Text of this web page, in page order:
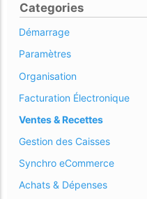
Categories
Démarrage
Paramètres
Organisation
Facturation Électronique
Ventes & Recettes
Gestion des Caisses
Synchro eCommerce
Achats & Dépenses